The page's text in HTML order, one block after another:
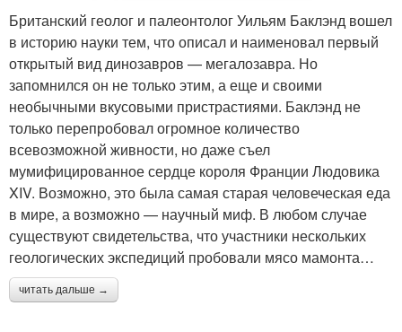
Британский геолог и палеонтолог Уильям Баклэнд вошел
в историю науки тем, что описал и наименовал первый
открытый вид динозавров — мегалозавра. Но
запомнился он не только этим, а еще и своими
необычными вкусовыми пристрастиями. Баклэнд не
только перепробовал огромное количество
всевозможной живности, но даже съел
мумифицированное сердце короля Франции Людовика
XIV. Возможно, это была самая старая человеческая еда
в мире, а возможно — научный миф. В любом случае
существуют свидетельства, что участники нескольких
геологических экспедиций пробовали мясо мамонта…
читать дальше →